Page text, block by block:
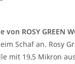
ROSY GREEN
Schaf an. Rosy
mit 19,5 Mikron